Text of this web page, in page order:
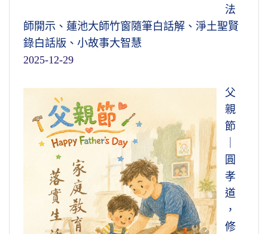
法
師開示、蓮池大師竹窗隨筆白話解、淨土聖賢
錄白話版、小故事大智慧
2025-12-29
父
親
節
圓
孝
道
，
修